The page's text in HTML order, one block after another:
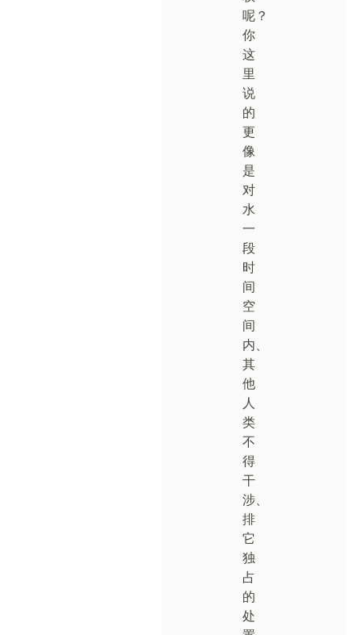
呢？
你
这
里
说
的
更
像
是
对
水
一
段
时
间
空
间
内、
其
他
人
类
不
得
干
涉、
排
它
独
占
的
处